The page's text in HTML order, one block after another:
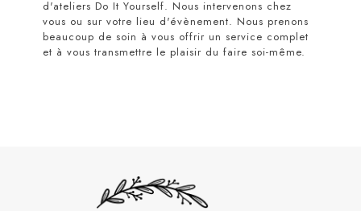
d'ateliers Do It Yourself. Nous intervenons chez
vous ou sur votre lieu d'évènement. Nous prenons
beaucoup de soin à vous offrir un service complet
et à vous transmettre le plaisir du faire soi-même.